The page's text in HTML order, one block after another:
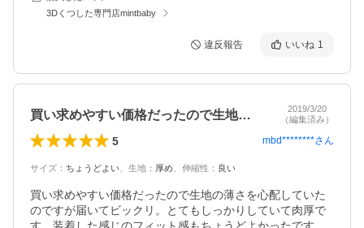
3Dくつした専門店mintbaby
違反報告 いいね 1
買い求めやすい価格だったので生地の薄さ…
2019/3/20
（編集済み）
5 mbd********さん
サイズ ： ちょうどよい 生地 ： 厚め 伸縮性 ： 良い
買い求めやすい価格だったので生地の薄さを心配していた
のですが届いてビックリ。とてもしっかりしていて肉厚で